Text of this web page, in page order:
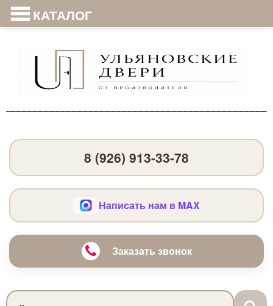
КАТАЛОГ
8 (926) 913-33-78
Написать нам в MAX
Заказать звонок